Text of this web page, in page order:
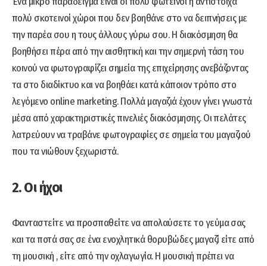
πολύ σκοτεινοί χώροι που δεν βοηθάνε στο να δειπνήσεις με
την παρέα σου η τους άλλους γύρω σου. Η διακόσμηση θα
βοηθήσει πέρα από την αισθητική και την σημερνή τάση του
κοινού να φωτογραφίζει σημεία της επιχείρησης ανεβάζοντας
τα στο διαδίκτυο και να βοηθάει κατά κάποιον τρόπο στο
λεγόμενο online marketing. Πολλά μαγαζιά έχουν γίνει γνωστά
μέσα από χαρακτηριστικές πινελιές διακόσμησης. Οι πελάτες
λατρεύουν να τραβάνε φωτογραφίες σε σημεία του μαγαζιού
που τα νιώθουν ξεχωριστά.
2. Οι ήχοι
Φανταστείτε να προσπαθείτε να απολαύσετε το γεύμα σας
και τα ποτά σας σε ένα ενοχλητικά θορυβώδες μαγαζί είτε από
τη μουσική , είτε από την οχλαγωγία. Η μουσική πρέπει να